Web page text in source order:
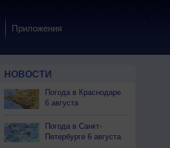
Приложения
НОВОСТИ
Погода в Краснодаре
6 августа
Погода в Санкт-
Петербурге 6 августа